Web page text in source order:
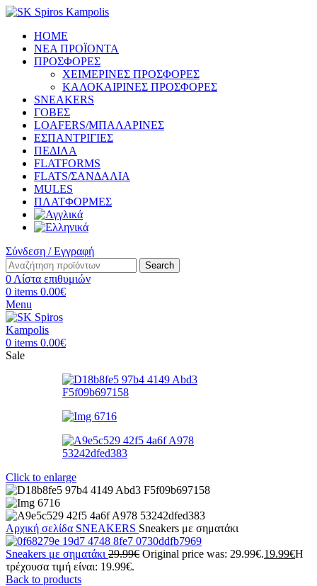
HOME
ΝΕΑ ΠΡΟΪΟΝΤΑ
ΠΡΟΣΦΟΡΕΣ
ΧΕΙΜΕΡΙΝΕΣ ΠΡΟΣΦΟΡΕΣ
ΚΑΛΟΚΑΙΡΙΝΕΣ ΠΡΟΣΦΟΡΕΣ
SNEAKERS
ΓΟΒΕΣ
LOAFERS/ΜΠΑΛΑΡΙΝΕΣ
ΕΣΠΑΝΤΡΙΓΙΕΣ
ΠΕΔΙΛΑ
FLATFORMS
FLATS/ΣΑΝΔΑΛΙΑ
MULES
ΠΛΑΤΦΟΡΜΕΣ
Σύνδεση / Εγγραφή
Search
0 Λίστα επιθυμιών
0 items 0.00€
Menu
0 items 0.00€
Sale
Click to enlarge
Αρχική σελίδα SNEAKERS Sneakers με σηματάκι
Sneakers με σηματάκι 29.99€ Original price was: 29.99€.19.99€Η
τρέχουσα τιμή είναι: 19.99€.
Back to products